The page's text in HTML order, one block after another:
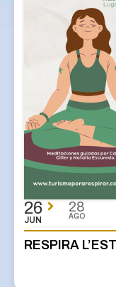
26
JUN
28
AGO
RESPIRA